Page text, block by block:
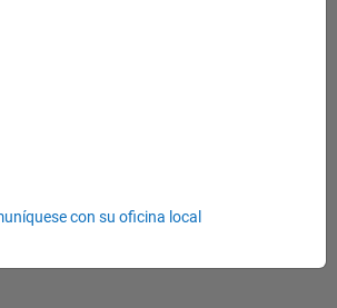
Defense Industry Manager
&
Natick|
con su oficina local